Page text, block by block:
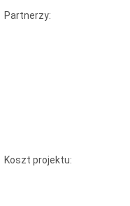
Partnerzy:
Koszt projektu: